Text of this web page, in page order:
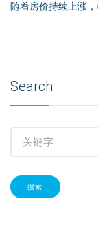
随着房价持续上涨
Search
搜索